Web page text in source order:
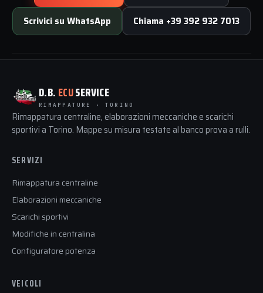
Scrivici su WhatsApp Chiama +39 392 932 7013
D.B. ECUSERVICE
RIMAPPATURE · TORINO
Rimappatura centraline, elaborazioni meccaniche e scarichi
sportivi a Torino. Mappe su misura testate al banco prova a rulli.
SERVIZI
Rimappatura centraline
Elaborazioni meccaniche
Scarichi sportivi
Modifiche in centralina
Configuratore potenza
VEICOLI